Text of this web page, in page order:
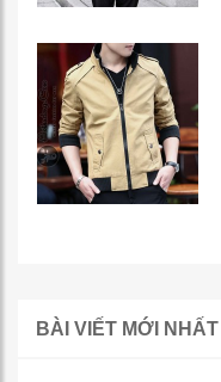
BÀI VIẾT MỚI NHẤT